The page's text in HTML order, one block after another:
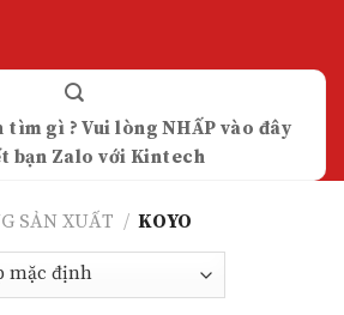
tìm gì ? Vui lòng NHẤP vào đây
bạn Zalo với Kintech
SẢN XUẤT / KOYO